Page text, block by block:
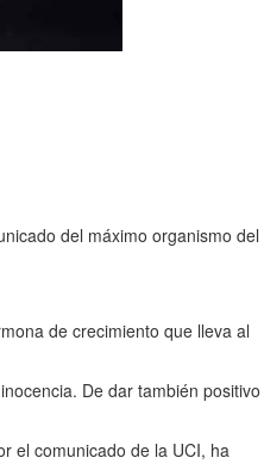
del máximo organismo del
de crecimiento que lleva al
De dar también positivo
el comunicado de la UCI, ha